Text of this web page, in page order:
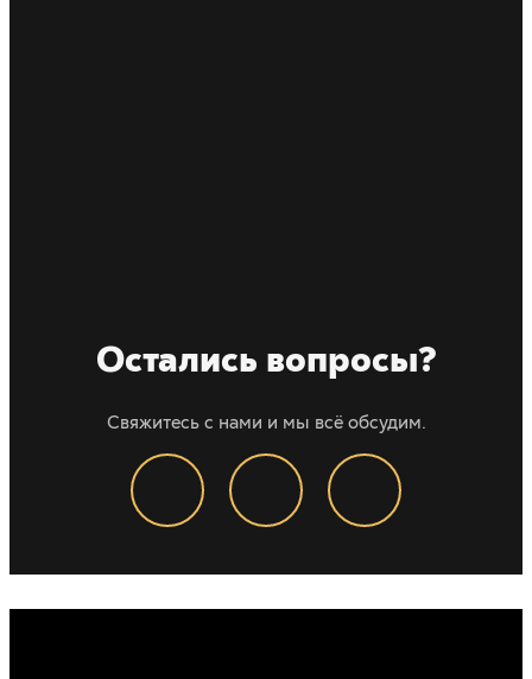
Остались вопросы?
Свяжитесь с нами и мы всё обсудим.